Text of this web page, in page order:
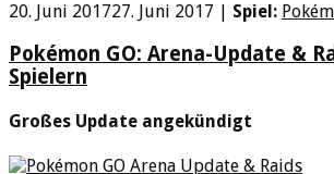
20. Juni 201727. Juni 2017 Spiel:
Pokémon GO: Arena-Update &
Spielern
Großes Update angekündigt